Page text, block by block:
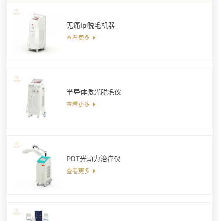
无痛Ipl脱毛机器
查看更多
半导体激光脱毛仪
查看更多
PDT光动力治疗仪
查看更多